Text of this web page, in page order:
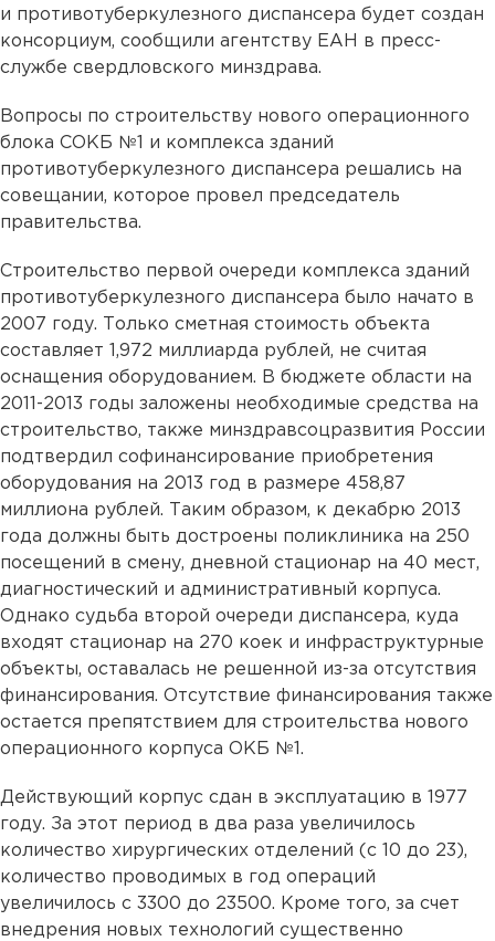
и противотуберкулезного диспансера будет создан
консорциум, сообщили агентству ЕАН в пресс-
службе свердловского минздрава.
Вопросы по строительству нового операционного
блока СОКБ №1 и комплекса зданий
противотуберкулезного диспансера решались на
совещании, которое провел председатель
правительства.
Строительство первой очереди комплекса зданий
противотуберкулезного диспансера было начато в
2007 году. Только сметная стоимость объекта
составляет 1,972 миллиарда рублей, не считая
оснащения оборудованием. В бюджете области на
2011-2013 годы заложены необходимые средства на
строительство, также минздравсоцразвития России
подтвердил софинансирование приобретения
оборудования на 2013 год в размере 458,87
миллиона рублей. Таким образом, к декабрю 2013
года должны быть достроены поликлиника на 250
посещений в смену, дневной стационар на 40 мест,
диагностический и административный корпуса.
Однако судьба второй очереди диспансера, куда
входят стационар на 270 коек и инфраструктурные
объекты, оставалась не решенной из-за отсутствия
финансирования. Отсутствие финансирования также
остается препятствием для строительства нового
операционного корпуса ОКБ №1.
Действующий корпус сдан в эксплуатацию в 1977
году. За этот период в два раза увеличилось
количество хирургических отделений (с 10 до 23),
количество проводимых в год операций
увеличилось с 3300 до 23500. Кроме того, за счет
внедрения новых технологий существенно